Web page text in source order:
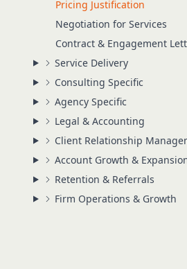
Pricing Justification
Negotiation for Services
Contract & Engagement
Service Delivery
Consulting Specific
Agency Specific
Legal & Accounting
Client Relationship
Account Growth &
Retention & Referrals
Firm Operations & Growth